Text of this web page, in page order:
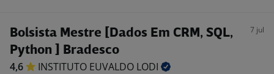
Bolsista Mestre [Dados Em CRM, SQL,
Python ] Bradesco
7 jul
4,6 INSTITUTO EUVALDO LODI